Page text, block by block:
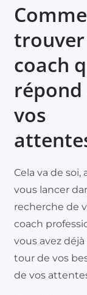
coach
répond
vos
Cela va de soi,
vous lancer
recherche de
coach
vous avez déjà
tour de vos
de vos